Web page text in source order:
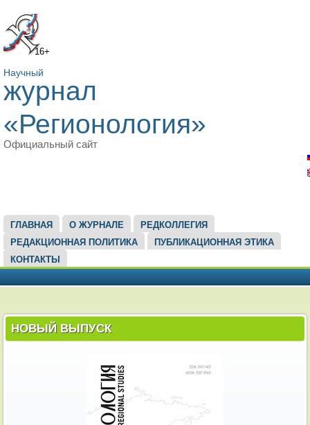
16+
Научный
журнал
«Регионология»
Официальный сайт
ГЛАВНОЕ МЕНЮ
ГЛАВНАЯ О ЖУРНАЛЕ
РЕДКОЛЛЕГИЯ
РЕДАКЦИОННАЯ ПОЛИТИКА
ПУБЛИКАЦИОННАЯ ЭТИКА
КОНТАКТЫ
НОВЫЙ ВЫПУСК